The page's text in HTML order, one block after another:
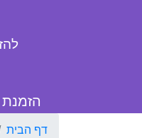
דף הבית